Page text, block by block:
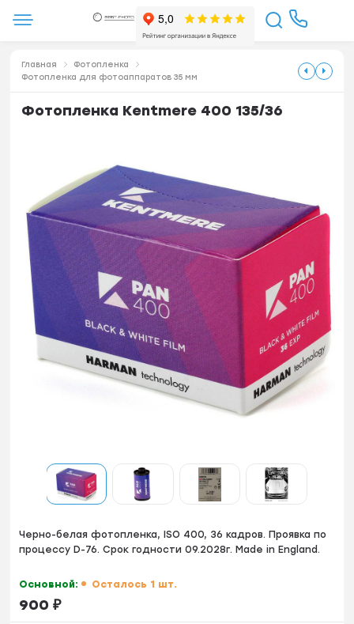
Главная
Фотопленка
Фотопленка для фотоаппаратов 35 мм
Фотопленка Kentmere 400 135/36
Черно-белая фотопленка, ISO 400, 36 кадров. Проявка по
процессу D-76. Срок годности 09.2028г. Made in England.
Основной: Осталось 1 шт.
900 ₽